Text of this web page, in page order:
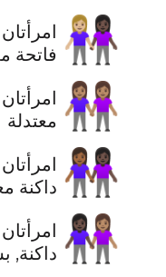
👩🏼‍🤝‍👩🏿 فاتحة
👭🏽 معتدلة
👩🏾‍🤝‍👩🏿 داكنة
👩🏿‍🤝‍👩🏽 داكنة,